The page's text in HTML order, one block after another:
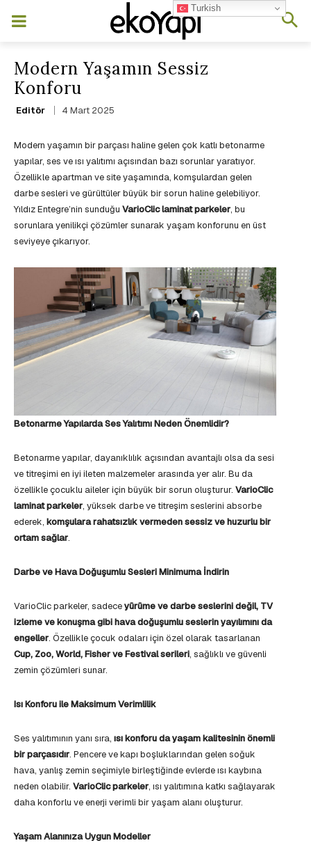
Modern Yaşamın Sessiz
Konforu
Editör 4 Mart 2025
Modern yaşamın bir parçası haline gelen çok katlı betonarme
yapılar, ses ve ısı yalıtımı açısından bazı sorunlar yaratıyor.
Özellikle apartman ve site yaşamında, komşulardan gelen
darbe sesleri ve gürültüler büyük bir sorun haline gelebiliyor.
Yıldız Entegre’nin sunduğu VarioClic laminat parkeler, bu
sorunlara yenilikçi çözümler sunarak yaşam konforunu en üst
seviyeye çıkarıyor.
Betonarme Yapılarda Ses Yalıtımı Neden Önemlidir?
Betonarme yapılar, dayanıklılık açısından avantajlı olsa da sesi
ve titreşimi en iyi ileten malzemeler arasında yer alır. Bu da
özellikle çocuklu aileler için büyük bir sorun oluşturur. VarioClic
laminat parkeler, yüksek darbe ve titreşim seslerini absorbe
ederek, komşulara rahatsızlık vermeden sessiz ve huzurlu bir
ortam sağlar.
Darbe ve Hava Doğuşumlu Sesleri Minimuma İndirin
VarioClic parkeler, sadeceyürüme ve darbe seslerini değil, TV
izleme ve konuşma gibi hava doğuşumlu seslerin yayılımını da
engeller. Özellikle çocuk odaları için özel olarak tasarlanan
Cup, Zoo, World, Fisher ve Festival serileri, sağlıklı ve güvenli
zemin çözümleri sunar.
Isı Konforu ile Maksimum Verimlilik
Ses yalıtımının yanı sıra, ısı konforu da yaşam kalitesinin önemli
bir parçasıdır. Pencere ve kapı boşluklarından gelen soğuk
hava, yanlış zemin seçimiyle birleştiğinde evlerde ısı kaybına
neden olabilir. VarioClic parkeler, ısı yalıtımına katkı sağlayarak
daha konforlu ve enerji verimli bir yaşam alanı oluşturur.
Yaşam Alanınıza Uygun Modeller
Turkish